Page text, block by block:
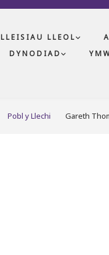
LLEISIAU LLEOL
DYNODIAD
Pobl y Llechi Gareth